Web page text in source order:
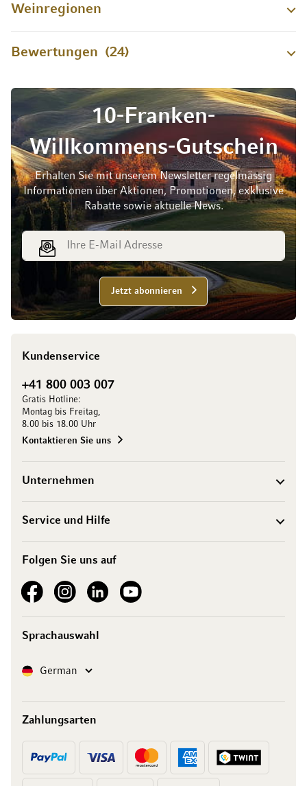
Weinregionen
Bewertungen 24
10-Franken-
Willkommens-Gutschein
Erhalten Sie mit unserem Newsletter regelmässig
Informationen über Aktionen, Promotionen, exklusive
Rabatte sowie aktuelle News.
E-Mail Adresse
Jetzt abonnieren
Kundenservice
+41 800 003 007
Gratis Hotline:
Montag bis Freitag,
8.00 bis 18.00 Uhr
Kontaktieren Sie uns
Unternehmen
Service und Hilfe
Folgen Sie uns auf
See our FacebookSee our Instagram account
See our LinkedInSee our YouTube channel
Sprachauswahl
SpracheGerman
Zahlungsarten